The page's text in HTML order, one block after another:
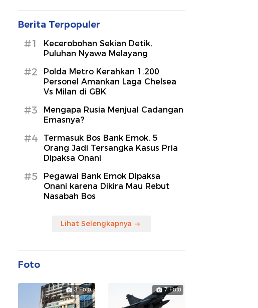
Berita Terpopuler
#1
Kecerobohan Sekian Detik,
Puluhan Nyawa Melayang
#2
Polda Metro Kerahkan 1.200
Personel Amankan Laga Chelsea
Vs Milan di GBK
#3
Mengapa Rusia Menjual Cadangan
Emasnya?
#4
Termasuk Bos Bank Emok, 5
Orang Jadi Tersangka Kasus Pria
Dipaksa Onani
#5
Pegawai Bank Emok Dipaksa
Onani karena Dikira Mau Rebut
Nasabah Bos
Lihat Selengkapnya
Foto
3 Foto 7 Foto